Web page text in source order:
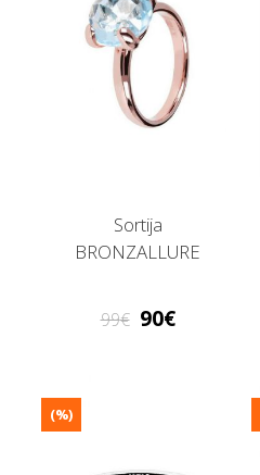
Sortija
BRONZALLURE
99 90
(%)